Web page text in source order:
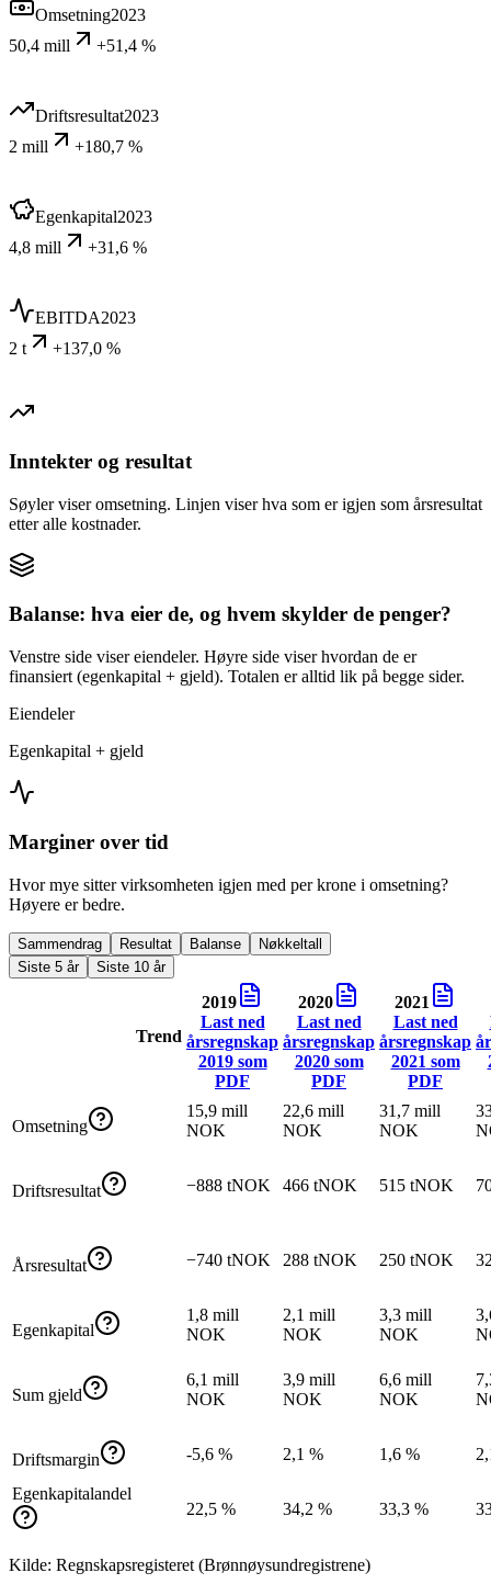
Omsetning2023
50,4 mill
+51,4 %
Driftsresultat2023
2 mill
+180,7 %
Egenkapital2023
4,8 mill
+31,6 %
EBITDA2023
2 t
+137,0 %
Inntekter og resultat
Søyler viser omsetning. Linjen viser hva som er igjen som årsresultat
etter alle kostnader.
Balanse: hva eier de, og hvem skylder de penger?
Venstre side viser eiendeler. Høyre side viser hvordan de er
finansiert (egenkapital + gjeld). Totalen er alltid lik på begge sider.
Eiendeler
Egenkapital + gjeld
Marginer over tid
Hvor mye sitter virksomheten igjen med per krone i omsetning?
Høyere er bedre.
Sammendrag Resultat Balanse
Nøkkeltall
Siste 5 år
Siste 10 år
Trend
2019
Last ned
årsregnskap
2019som
PDF
2020
Last ned
årsregnskap
2020som
PDF
2021
Last ned
årsregnskap
2021 som
PDF
Omsetning
15,9 mill
NOK
22,6 mill
NOK
31,7 mill
NOK
Driftsresultat −888 tNOK 466 tNOK 515 tNOK
Årsresultat −740 tNOK 288 tNOK 250 tNOK
Egenkapital
1,8 mill
NOK
2,1 mill
NOK
3,3 mill
NOK
Sum gjeld
6,1 mill
NOK
3,9 mill
NOK
6,6 mill
NOK
Driftsmargin -5,6 % 2,1 % 1,6 %
Egenkapitalandel
22,5 %
34,2 % 33,3 %
Kilde: Regnskapsregisteret (Brønnøysundregistrene)